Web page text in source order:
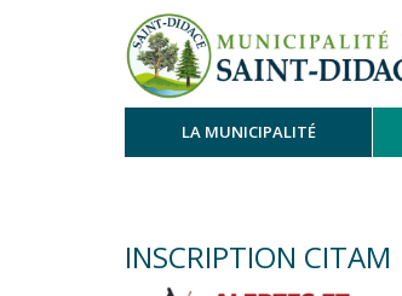
LA MUNICIPALITÉ
INSCRIPTION CITAM